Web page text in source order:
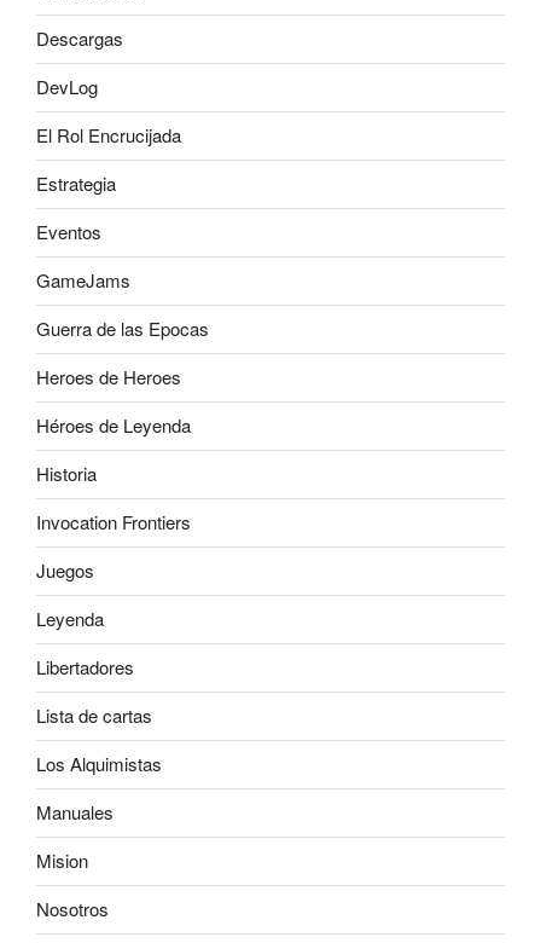
Descargas
DevLog
El Rol Encrucijada
Estrategia
Eventos
GameJams
Guerra de las Epocas
Heroes de Heroes
Héroes de Leyenda
Historia
Invocation Frontiers
Juegos
Leyenda
Libertadores
Lista de cartas
Los Alquimistas
Manuales
Mision
Nosotros